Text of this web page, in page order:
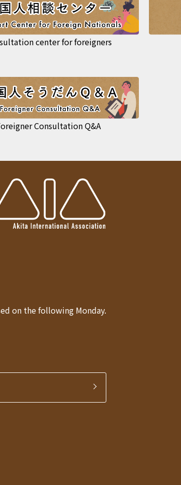
center for foreigners
Consultation Q&A
on the following Monday.